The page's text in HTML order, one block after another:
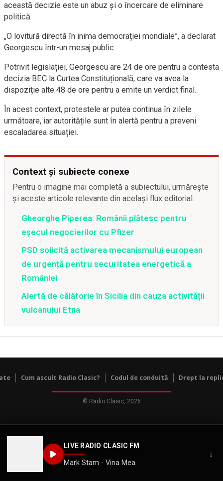
LIVE RADIO CLASIC FM
Mark Stam - Vina Mea
↓
această decizie este un abuz și o încercare de eliminare
politică.
„O lovitură directă în inima democrației mondiale”, a declarat
Georgescu într-un mesaj public.
Potrivit legislației, Georgescu are 24 de ore pentru a contesta
decizia BEC la Curtea Constituțională, care va avea la
dispoziție alte 48 de ore pentru a emite un verdict final.
În acest context, protestele ar putea continua în zilele
următoare, iar autoritățile sunt în alertă pentru a preveni
escaladarea situației.
Context și subiecte conexe
Pentru o imagine mai completă a subiectului, urmărește
și aceste articole relevante din același flux editorial.
Gheorghe Piperea: Românii plătesc pentru
eșecul negocierilor cu Pfizer
PSD solicită activarea mecanismului european
de urgență pentru securitatea energetică a
României
Alertă de călătorie în Sicilia din cauza activității
vulcanului Etna
Cum ascult Radio Clasic? Codul de conduită Drept la
© Radio Clasic, 2026